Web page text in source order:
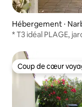
Hébergement ⋅
* T3 idéal PLAGE,
Coup de cœur
Coup de cœur